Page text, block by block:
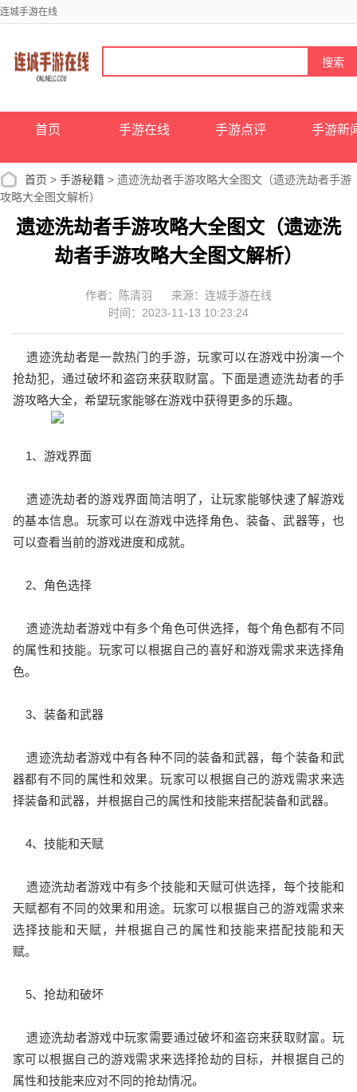
连城手游在线
首页 手游在线 手游点评 手游新
首页 > 手游秘籍 > 遗迹洗劫者手游攻略大全图文（遗迹洗劫者手游
攻略大全图文解析）
遗迹洗劫者手游攻略大全图文（遗迹洗
劫者手游攻略大全图文解析）
作者：陈清羽
来源：连城手游在线
时间：2023-11-13 10:23:24
遗迹洗劫者是一款热门的手游，玩家可以在游戏中扮演一个
抢劫犯，通过破坏和盗窃来获取财富。下面是遗迹洗劫者的手
游攻略大全，希望玩家能够在游戏中获得更多的乐趣。
1、游戏界面
遗迹洗劫者的游戏界面简洁明了，让玩家能够快速了解游戏
的基本信息。玩家可以在游戏中选择角色、装备、武器等，也
可以查看当前的游戏进度和成就。
2、角色选择
遗迹洗劫者游戏中有多个角色可供选择，每个角色都有不同
的属性和技能。玩家可以根据自己的喜好和游戏需求来选择角
色。
3、装备和武器
遗迹洗劫者游戏中有各种不同的装备和武器，每个装备和武
器都有不同的属性和效果。玩家可以根据自己的游戏需求来选
择装备和武器，并根据自己的属性和技能来搭配装备和武器。
4、技能和天赋
遗迹洗劫者游戏中有多个技能和天赋可供选择，每个技能和
天赋都有不同的效果和用途。玩家可以根据自己的游戏需求来
选择技能和天赋，并根据自己的属性和技能来搭配技能和天
赋。
5、抢劫和破坏
遗迹洗劫者游戏中玩家需要通过破坏和盗窃来获取财富。玩
家可以根据自己的游戏需求来选择抢劫的目标，并根据自己的
属性和技能来应对不同的抢劫情况。